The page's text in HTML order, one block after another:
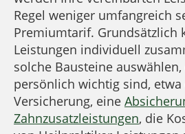
Regel weniger umfangreich
Premiumtarif. Grundsätzlich
Leistungen individuell
solche Bausteine
persönlich wichtig sind,
Versicherung, eine
Zahnzusatzleistungen, die